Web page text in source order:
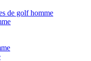
de golf homme